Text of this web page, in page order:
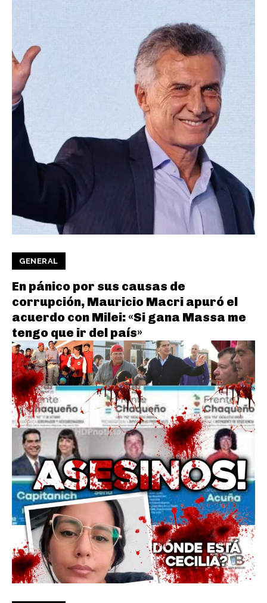
GENERAL
En pánico por sus causas de
corrupción, Mauricio Macri apuró el
acuerdo con Milei: «Si gana Massa me
tengo que ir del país»